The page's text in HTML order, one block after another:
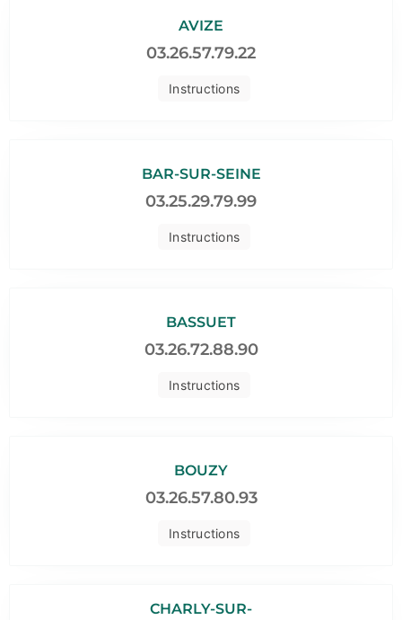
Instructions
AVIZE
03.26.57.79.22
Instructions
BAR-SUR-SEINE
03.25.29.79.99
Instructions
BASSUET
03.26.72.88.90
Instructions
BOUZY
03.26.57.80.93
CHARLY-SUR-